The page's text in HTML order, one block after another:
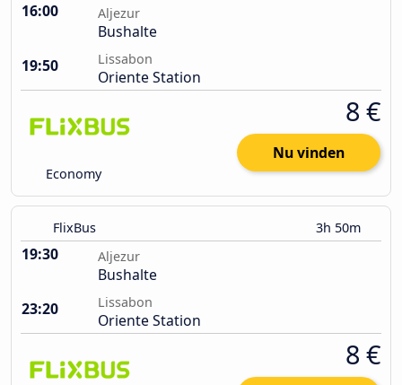
16:00 Aljezur
Bushalte
19:50
Lissabon
Oriente Station
Economy
8 €
Nu vinden
FlixBus 3h 50m
19:30 Aljezur
Bushalte
23:20
Lissabon
Oriente Station
8 €